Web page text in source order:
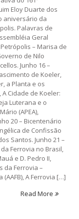
Eloy Duarte dos
aniversário da
Palavras de
Geral
– Marisa de
de Nilo
Junho 16 –
de Koeler,
a Planta e os
A Cidade de Koeler:
Luterana e o
(APEA),
20 – Bicentenário
de Confissão
Santos. Junho 21 –
Ferrovia no Brasil,
e D. Pedro II,
da Ferrovia –
A Ferrovia […]
Read More